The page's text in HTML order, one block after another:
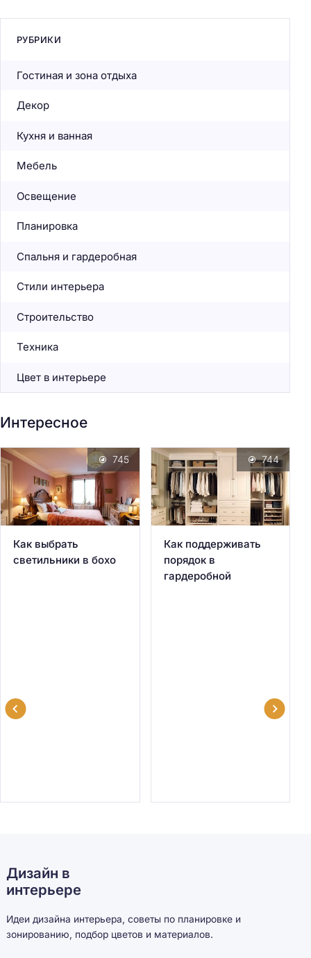
РУБРИКИ
Гостиная и зона отдыха
Декор
Кухня и ванная
Мебель
Освещение
Планировка
Спальня и гардеробная
Стили интерьера
Строительство
Техника
Цвет в интерьере
Интересное
Как выбрать
светильники в бохо
745
Как поддерживать
порядок в
гардеробной
744
Дизайн в
интерьере
Идеи дизайна интерьера, советы по планировке и
зонированию, подбор цветов и материалов.